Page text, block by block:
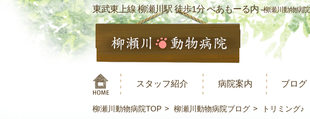
東武東上線 柳瀬川駅 徒歩1分 ぺあもーる内 -柳瀬川動物病院
スタッフ紹介 病院案内 ブログ
柳瀬川動物病院TOP 柳瀬川動物病院ブログ トリミング♪